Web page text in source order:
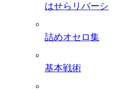
はせらリバーシ
詰めオセロ集
基本戦術